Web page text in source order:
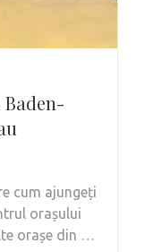
cum ajungeți
orașului
orașe din …